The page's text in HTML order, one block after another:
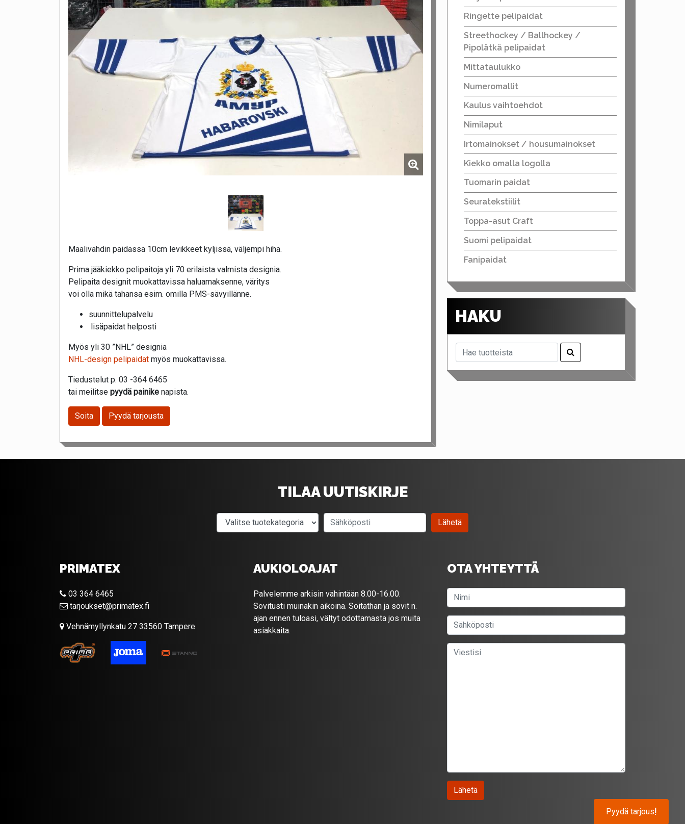
Maalivahdin paidassa 10cm levikkeet kyljissä, väljempi hiha.
Prima jääkiekko pelipaitoja yli 70 erilaista valmista designia.
Pelipaita designit muokattavissa haluamaksenne, väritys
voi olla mikä tahansa esim. omilla PMS-sävyillänne.
suunnittelupalvelu
lisäpaidat helposti
Myös yli 30 ”NHL” designia
NHL-design pelipaidat myös muokattavissa.
Tiedustelut p. 03 -364 6465
tai meilitse pyydä painike napista.
Soita Pyydä tarjousta
Ringette pelipaidat
Streethockey / Ballhockey /
Pipolätkä pelipaidat
Mittataulukko
Numeromallit
Kaulus vaihtoehdot
Nimilaput
Irtomainokset / housumainokset
Kiekko omalla logolla
Tuomarin paidat
Seuratekstiilit
Toppa-asut Craft
Suomi pelipaidat
Fanipaidat
HAKU
TILAA UUTISKIRJE
Valitse tuotekategoria Lähetä
PRIMATEX
03 364 6465
tarjoukset@primatex.fi
Vehnämyllynkatu 27 33560 Tampere
AUKIOLOAJAT
Palvelemme arkisin vähintään 8.00-16.00.
Sovitusti muinakin aikoina. Soitathan ja sovit n.
ajan ennen tuloasi, vältyt odottamasta jos muita
asiakkaita.
OTA YHTEYTTÄ
Pyydä tarjous!